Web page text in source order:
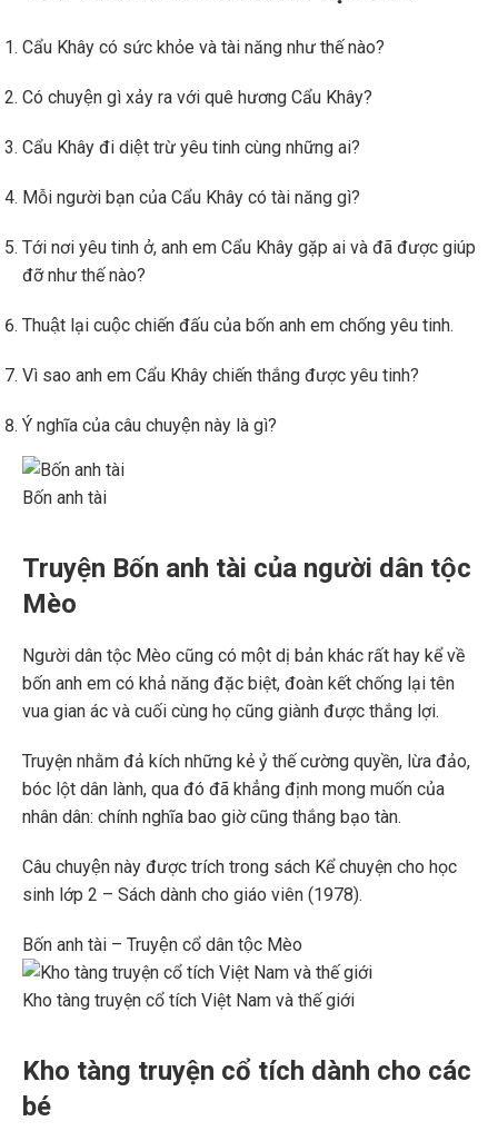
Cẩu Khây có sức khỏe và tài năng như thế nào?
Có chuyện gì xảy ra với quê hương Cẩu Khây?
Cẩu Khây đi diệt trừ yêu tinh cùng những ai?
Mỗi người bạn của Cẩu Khây có tài năng gì?
Tới nơi yêu tinh ở, anh em Cẩu Khây gặp ai và đã được giúp
đỡ như thế nào?
Thuật lại cuộc chiến đấu của bốn anh em chống yêu tinh.
Vì sao anh em Cẩu Khây chiến thắng được yêu tinh?
Ý nghĩa của câu chuyện này là gì?
Bốn anh tài
Truyện Bốn anh tài của người dân tộc
Mèo
Người dân tộc Mèo cũng có một dị bản khác rất hay kể về
bốn anh em có khả năng đặc biệt, đoàn kết chống lại tên
vua gian ác và cuối cùng họ cũng giành được thắng lợi.
Truyện nhằm đả kích những kẻ ỷ thế cường quyền, lừa đảo,
bóc lột dân lành, qua đó đã khẳng định mong muốn của
nhân dân: chính nghĩa bao giờ cũng thắng bạo tàn.
Câu chuyện này được trích trong sách Kể chuyện cho học
sinh lớp 2 – Sách dành cho giáo viên (1978).
Bốn anh tài – Truyện cổ dân tộc Mèo
Kho tàng truyện cổ tích Việt Nam và thế giới
Kho tàng truyện cổ tích dành cho các
bé